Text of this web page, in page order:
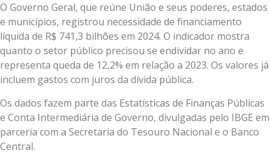
O Governo Geral, que reúne União e seus poderes, estados
e municípios, registrou necessidade de financiamento
líquida de R$ 741,3 bilhões em 2024. O indicador mostra
quanto o setor público precisou se endividar no ano e
representa queda de 12,2% em relação a 2023. Os valores já
incluem gastos com juros da dívida pública.
Os dados fazem parte das Estatísticas de Finanças Públicas
e Conta Intermediária de Governo, divulgadas pelo IBGE em
parceria com a Secretaria do Tesouro Nacional e o Banco
Central.